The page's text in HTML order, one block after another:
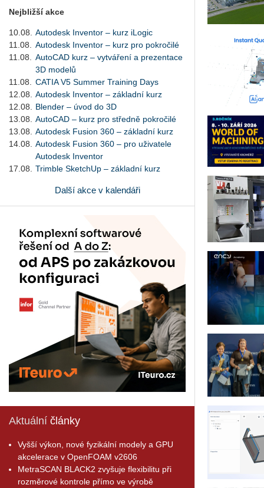
Nejbližší akce
10.08.
Autodesk Inventor – kurz iLogic
11.08.
Autodesk Inventor – kurz pro pokročilé
11.08.
AutoCAD kurz – vytváření a prezentace
3D modelů
11.08.
CATIA V5 Summer Training Days
12.08.
Autodesk Inventor – základní kurz
12.08.
Blender – úvod do 3D
13.08.
AutoCAD – kurz pro středně pokročilé
13.08.
Autodesk Fusion 360 – základní kurz
14.08.
Autodesk Fusion 360 – pro uživatele
Autodesk Inventor
17.08.
Trimble SketchUp – základní kurz
Další akce v kalendáři
Aktuální články
Vyšší výkon, nové fyzikální modely a GPU
akcelerace v OpenFOAM v2606
MetraSCAN BLACK2 zvyšuje flexibilitu při
rozměrové kontrole přímo ve výrobě